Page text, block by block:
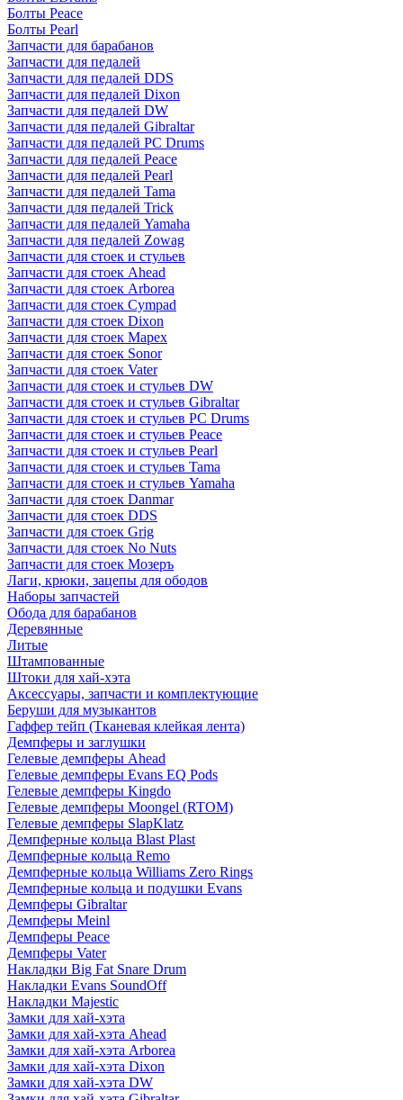
Болты Peace
Болты Pearl
Запчасти для барабанов
Запчасти для педалей
Запчасти для педалей DDS
Запчасти для педалей Dixon
Запчасти для педалей DW
Запчасти для педалей Gibraltar
Запчасти для педалей PC Drums
Запчасти для педалей Peace
Запчасти для педалей Pearl
Запчасти для педалей Tama
Запчасти для педалей Trick
Запчасти для педалей Yamaha
Запчасти для педалей Zowag
Запчасти для стоек и стульев
Запчасти для стоек Ahead
Запчасти для стоек Arborea
Запчасти для стоек Cympad
Запчасти для стоек Dixon
Запчасти для стоек Mapex
Запчасти для стоек Sonor
Запчасти для стоек Vater
Запчасти для стоек и стульев DW
Запчасти для стоек и стульев Gibraltar
Запчасти для стоек и стульев PC Drums
Запчасти для стоек и стульев Peace
Запчасти для стоек и стульев Pearl
Запчасти для стоек и стульев Tama
Запчасти для стоек и стульев Yamaha
Запчасти для стоек Danmar
Запчасти для стоек DDS
Запчасти для стоек Grig
Запчасти для стоек No Nuts
Запчасти для стоек Мозеръ
Лаги, крюки, зацепы для ободов
Наборы запчастей
Обода для барабанов
Деревянные
Литые
Штампованные
Штоки для хай-хэта
Аксессуары, запчасти и комплектующие
Беруши для музыкантов
Гаффер тейп (Тканевая клейкая лента)
Демпферы и заглушки
Гелевые демпферы Ahead
Гелевые демпферы Evans EQ Pods
Гелевые демпферы Kingdo
Гелевые демпферы Moongel (RTOM)
Гелевые демпферы SlapKlatz
Демпферные кольца Blast Plast
Демпферные кольца Remo
Демпферные кольца Williams Zero Rings
Демпферные кольца и подушки Evans
Демпферы Gibraltar
Демпферы Meinl
Демпферы Peace
Демпферы Vater
Накладки Big Fat Snare Drum
Накладки Evans SoundOff
Накладки Majestic
Замки для хай-хэта
Замки для хай-хэта Ahead
Замки для хай-хэта Arborea
Замки для хай-хэта Dixon
Замки для хай-хэта DW